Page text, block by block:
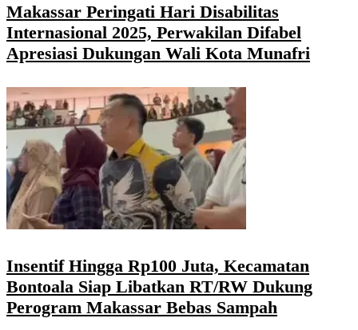
Makassar Peringati Hari Disabilitas
Internasional 2025, Perwakilan Difabel
Apresiasi Dukungan Wali Kota Munafri
Insentif Hingga Rp100 Juta, Kecamatan
Bontoala Siap Libatkan RT/RW Dukung
Perogram Makassar Bebas Sampah